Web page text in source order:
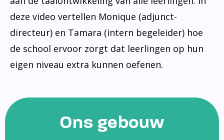
deze video vertellen Monique (adjunct-
directeur) en Tamara (intern begeleider) hoe
de school ervoor zorgt dat leerlingen op hun
eigen niveau extra kunnen oefenen.
Ons gebouw